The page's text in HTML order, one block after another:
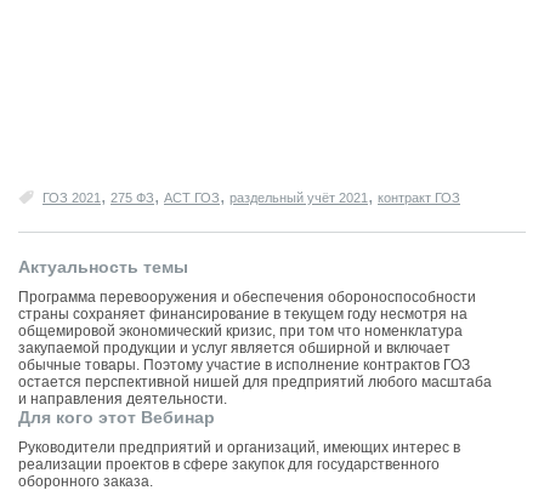
ГОЗ 2021 , 275 ФЗ, АСТ ГОЗ, раздельный учёт 2021 , контракт ГОЗ
Актуальность темы
Программа перевооружения и обеспечения обороноспособности
страны сохраняет финансирование в текущем году несмотря на
общемировой экономический кризис, при том что номенклатура
закупаемой продукции и услуг является обширной и включает
обычные товары. Поэтому участие в исполнение контрактов ГОЗ
остается перспективной нишей для предприятий любого масштаба
и направления деятельности.
Для кого этот Вебинар
Руководители предприятий и организаций, имеющих интерес в
реализации проектов в сфере закупок для государственного
оборонного заказа.